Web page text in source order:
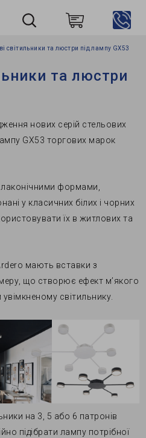
Пошук
світильники та люстри під лампу GХ53
та люстри
нових серій стельових
GХ53 торгових марок
лаконічними формами,
у класичних білих і чорних
їх в житлових та
мають вставки з
що створює ефект м’якого
світильнику.
на 3, 5 або 6 патронів
підібрати лампу потрібної